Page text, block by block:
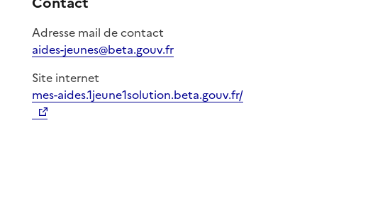
Adresse mail de contact
aides-jeunes@beta.gouv.fr
Site internet
mes-aides.1jeune1solution.beta.gouv.fr/
Ouverture dans un nouvel onglet